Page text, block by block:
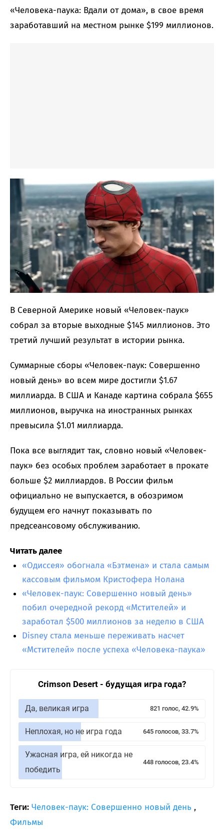
«Человека-паука: Вдали от дома», в свое время
заработавший на местном рынке $199 миллионов.
В Северной Америке новый «Человек-паук»
собрал за вторые выходные $145 миллионов. Это
третий лучший результат в истории рынка.
Суммарные сборы «Человек-паук: Совершенно
новый день» во всем мире достигли $1.67
миллиарда. В США и Канаде картина собрала $655
миллионов, выручка на иностранных рынках
превысила $1.01 миллиарда.
Пока все выглядит так, словно новый «Человек-
паук» без особых проблем заработает в прокате
больше $2 миллиардов. В России фильм
официально не выпускается, в обозримом
будущем его начнут показывать по
предсеансовому обслуживанию.
Читать далее
«Одиссея» обогнала «Бэтмена» и стала самым
кассовым фильмом Кристофера Нолана
«Человек-паук: Совершенно новый день»
побил очередной рекорд «Мстителей» и
заработал $500 миллионов за неделю в США
Disney стала меньше переживать насчет
«Мстителей» после успеха «Человека-паука»
Crimson Desert - будущая игра года?
Да, великая игра 821 голос, 42.9%
Неплохая, но не игра года 645 голосов, 33.7%
Ужасная игра, ей никогда не
победить
448 голосов, 23.4%
Теги: Человек-паук: Совершенно новый день ,
Фильмы